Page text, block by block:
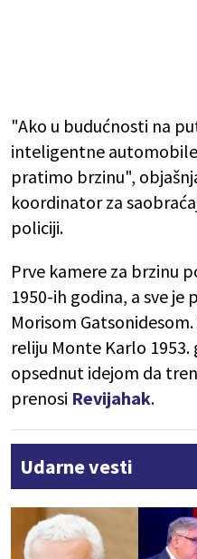
"Ako u budućnosti na
inteligentne
pratimo brzinu",
koordinator za
policiji.
Prve kamere za brzinu
1950-ih godina, a sve je
Morisom
reliju Monte Karlo
opsednut idejom da
prenosi Revijahak.
Udarne vesti